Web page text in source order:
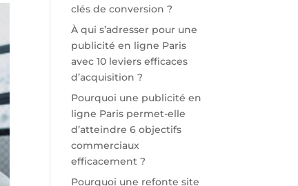
clés de conversion ?
À qui s’adresser pour une
publicité en ligne Paris
avec 10 leviers efficaces
d’acquisition ?
Pourquoi une publicité en
ligne Paris permet-elle
d’atteindre 6 objectifs
commerciaux
efficacement ?
Pourquoi une refonte site